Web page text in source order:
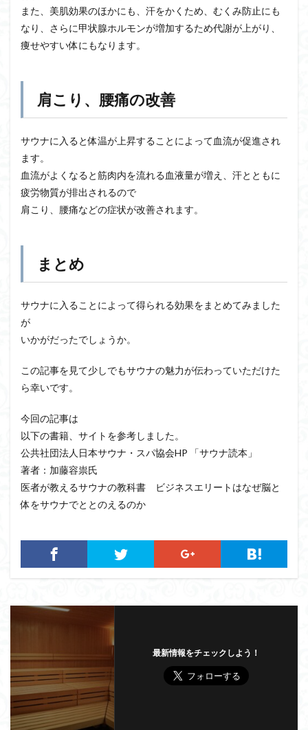
また、美肌効果のほかにも、汗をかくため、むくみ防止にも
なり、さらに甲状腺ホルモンが増加するため代謝が上がり、
痩せやすい体にもなります。
肩こり、腰痛の改善
サウナに入ると体温が上昇することによって血流が促進され
ます。
血流がよくなると筋肉内を流れる血液量が増え、汗とともに
疲労物質が排出されるので
肩こり、腰痛などの症状が改善されます。
まとめ
サウナに入ることによって得られる効果をまとめてみました
が
いかがだったでしょうか。
この記事を見て少しでもサウナの魅力が伝わっていただけた
ら幸いです。
今回の記事は
以下の書籍、サイトを参考しました。
公共社団法人日本サウナ・スパ協会HP 「サウナ読本」
著者：加藤容祟氏
医者が教えるサウナの教科書 ビジネスエリートはなぜ脳と
体をサウナでととのえるのか
最新情報をチェックしよう！